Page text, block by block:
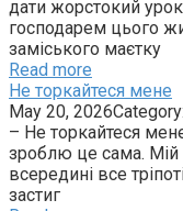
дати жорстокий
господарем цього
заміського маєтку
Read more
Не торкайтеся мене
May 20, 2026Category:
– Не торкайтеся
зроблю це сама. Мій
всередині все
застиг